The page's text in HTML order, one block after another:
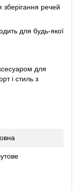
зберігання речей
для будь-якої
для
і стиль з